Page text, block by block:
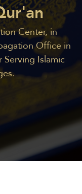
Center, in
Office in
Islamic